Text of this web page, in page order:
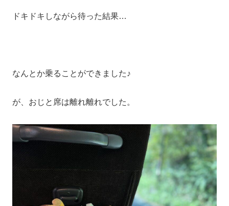
ドキドキしながら待った結果…
なんとか乗ることができました♪
が、おじと席は離れ離れでした。